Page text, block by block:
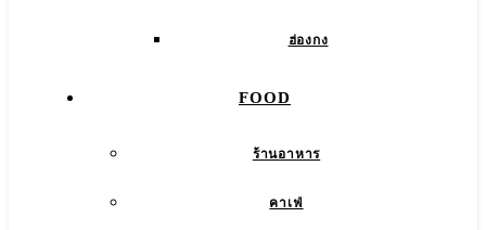
ฮ่องกง
FOOD
ร้านอาหาร
คาเฟ่